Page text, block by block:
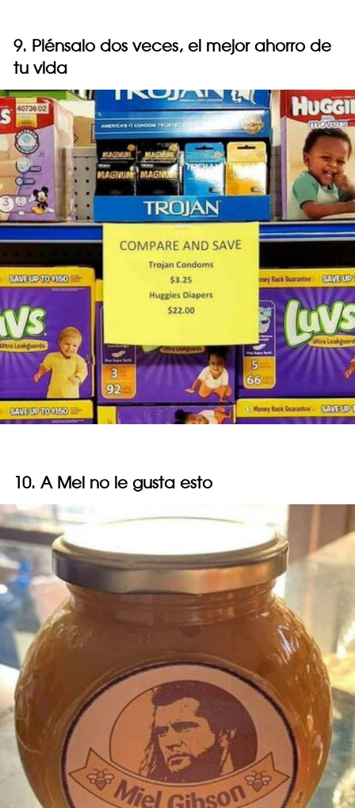
9. Piénsalo dos veces, el mejor ahorro de
tu vida
10. A Mel no le gusta esto